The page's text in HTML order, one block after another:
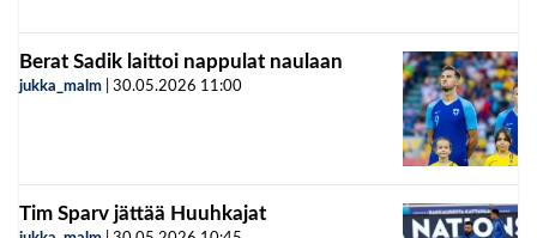
Berat Sadik laittoi nappulat naulaan
jukka_malm 30.05.2026 11:00
Tim Sparv jättää Huuhkajat